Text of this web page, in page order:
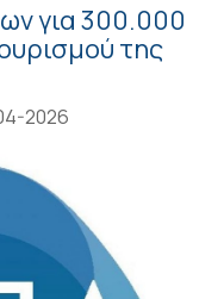
για 300.000
της
2026